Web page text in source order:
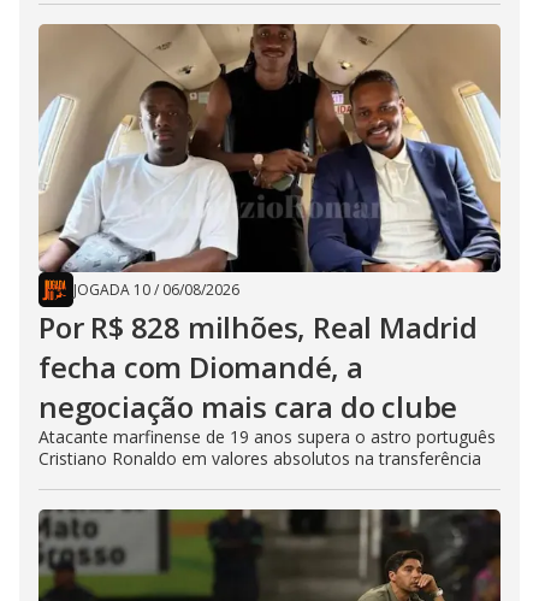
JOGADA 10/ 06/08/2026
Por R$ 828 milhões, Real Madrid
fecha com Diomandé, a
negociação mais cara do clube
Atacante marfinense de 19 anos supera o astro português
Cristiano Ronaldo em valores absolutos na transferência